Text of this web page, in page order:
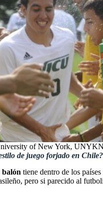
of New York,
de juego forjado en Chile?
balón tiene dentro de los
pero si parecido al